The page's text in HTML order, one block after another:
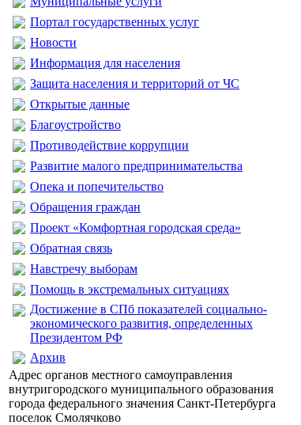
Портал государственных услуг
Новости
Информация для населения
Защита населения и территорий от ЧС
Открытые данные
Благоустройство
Противодействие коррупции
Развитие малого предпринимательства
Опека и попечительство
Обращения граждан
Проект «Комфортная городская среда»
Обратная связь
Навстречу выборам
Помощь в экстремальных ситуациях
Достижение в СПб показателей социально-
экономического развития, определенных
Президентом РФ
Архив
Адрес органов местного самоуправления
внутригородского муниципального образования
города федерального значения Санкт-Петербурга
поселок Смолячково